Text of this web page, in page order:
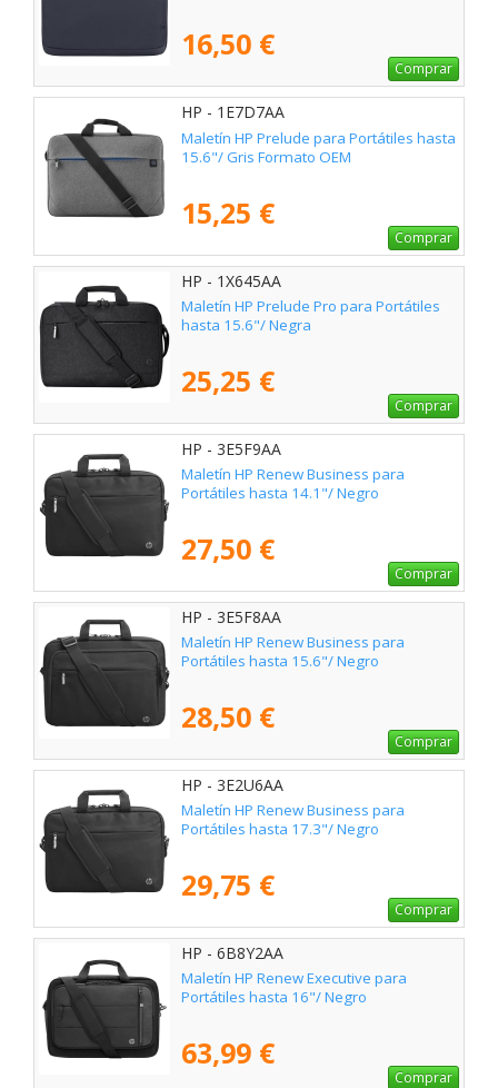
16,50 €
Comprar
HP - 1E7D7AA
Maletín HP Prelude para Portátiles hasta
15.6"/ Gris Formato OEM
15,25 €
Comprar
HP - 1X645AA
Maletín HP Prelude Pro para Portátiles
hasta 15.6"/ Negra
25,25 €
Comprar
HP - 3E5F9AA
Maletín HP Renew Business para
Portátiles hasta 14.1"/ Negro
27,50 €
Comprar
HP - 3E5F8AA
Maletín HP Renew Business para
Portátiles hasta 15.6"/ Negro
28,50 €
Comprar
HP - 3E2U6AA
Maletín HP Renew Business para
Portátiles hasta 17.3"/ Negro
29,75 €
Comprar
HP - 6B8Y2AA
Maletín HP Renew Executive para
Portátiles hasta 16"/ Negro
63,99 €
Comprar